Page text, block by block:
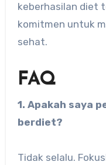
keberhasilan diet
komitmen untuk
sehat.
FAQ
1. Apakah saya
berdiet?
Tidak selalu.